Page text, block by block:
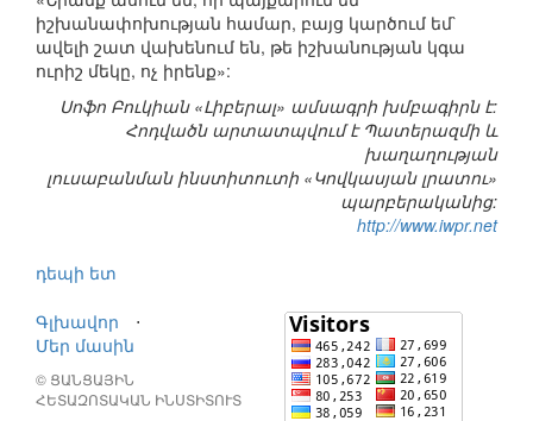
իշխանափոխության համար, բայց կարծում եմ`
ավելի շատ վախենում են, թե իշխանության կգա
ուրիշ մեկը, ոչ իրենք»:
Սոֆո Բուկիան «Լիբերալ» ամսագրի խմբագիրն է:
Հոդվածն արտատպվում է Պատերազմի և
խաղաղության
լուսաբանման ինստիտուտի «Կովկասյան լրատու»
պարբերականից:
http://www.iwpr.net
դեպի ետ
Գլխավոր
⋅
Մեր մասին
© ՑԱՆՑԱՅԻՆ
ՀԵՏԱԶՈՏԱԿԱՆ ԻՆՍՏԻՏՈՒՏ